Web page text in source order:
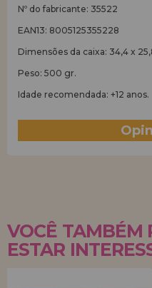
Nº do fabricante: 35522
EAN13: 8005125355228
Dimensões da caixa: 34,4 x
Peso: 500 gr.
Idade recomendada: +12 anos.
VOCÊ TAMBÉM
ESTAR